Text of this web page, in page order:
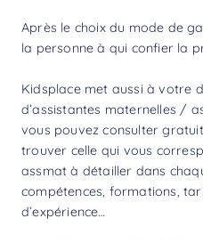
Après le choix du mode de
la personne à qui confier la
Kidsplace met aussi à votre
d’assistantes maternelles /
vous pouvez consulter
trouver celle qui vous
assmat à détailler dans
compétences, formations,
d’expérience…